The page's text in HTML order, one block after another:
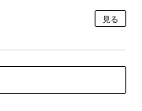
見る